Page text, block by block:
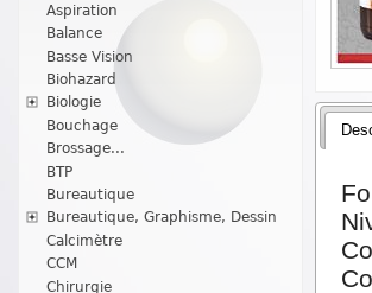
Aspiration
Balance
Basse Vision
Biohazard
Biologie
Bouchage
Brossage...
BTP
Bureautique
Bureautique, Graphisme, Dessin
Calcimètre
CCM
Chirurgie